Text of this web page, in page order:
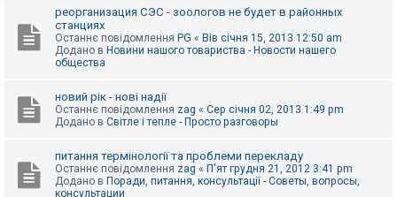
реорганизация СЭС - зоологов не будет в районных
станциях
Останнє повідомлення PG « Вів січня 15, 2013 12:50 am
Додано в Новини нашого товариства - Новости нашего
общества
новий рік - нові надії
Останнє повідомлення zag « Сер січня 02, 2013 1:49 pm
Додано в Світле і тепле - Просто разговоры
питання термінології та проблеми перекладу
Останнє повідомлення zag « П'ят грудня 21, 2012 3:41 pm
Додано в Поради, питання, консультації - Советы, вопросы,
консультации